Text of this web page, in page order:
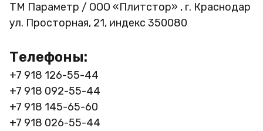
ТМ Параметр / ООО «Плитстор» , г. Краснодар
ул. Просторная, 21, индекс 350080
Телефоны:
+7 918 126-55-44
+7 918 092-55-44
+7 918 145-65-60
+7 918 026-55-44